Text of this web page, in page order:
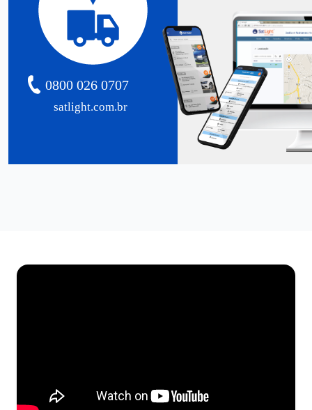
satlight.com.br
0800 026 0707